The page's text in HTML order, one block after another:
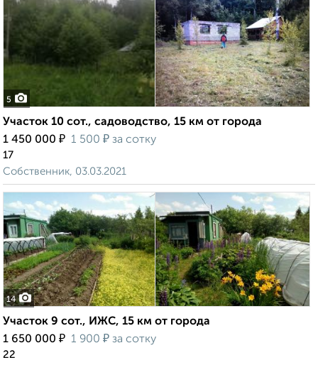
5
Участок 10 сот., садоводство, 15 км от города
1 450 000 ₽ 1 500 ₽ за сотку
17
Собственник, 03.03.2021
14
Участок 9 сот., ИЖС, 15 км от города
1 650 000 ₽ 1 900 ₽ за сотку
22